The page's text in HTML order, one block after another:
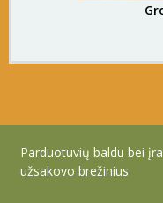
Parduotuvių baldu bei
užsakovo brežinius